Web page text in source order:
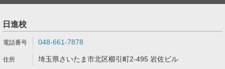
日進校
048-661-7878
埼玉県さいたま市北区櫛引町2-495 岩佐ビル